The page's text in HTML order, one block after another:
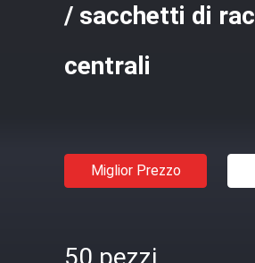
/ sacchetti di
centrali
Miglior Prezzo